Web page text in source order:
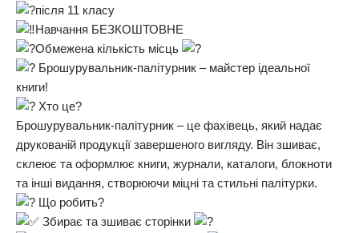
після 11 класу
Навчання БЕЗКОШТОВНЕ
Обмежена кількість місць
Брошурувальник-палітурник – майстер ідеальної
книги!
Хто це?
Брошурувальник-палітурник – це фахівець, який надає
друкованій продукції завершеного вигляду. Він зшиває,
склеює та оформлює книги, журнали, каталоги, блокноти
та інші видання, створюючи міцні та стильні палітурки.
Що робить?
Збирає та зшиває сторінки